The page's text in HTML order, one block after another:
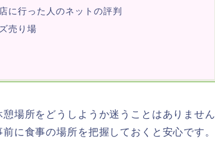
に行った人のネットの評判
売り場
場所をどうしようか迷うことはありません
に食事の場所を把握しておくと安心です。